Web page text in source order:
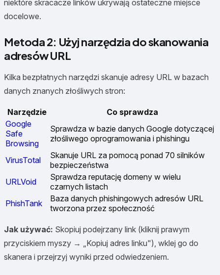
niektóre skracacze linków ukrywają ostateczne miejsce
docelowe.
Metoda 2: Użyj narzędzia do skanowania
adresów URL
Kilka bezpłatnych narzędzi skanuje adresy URL w bazach
danych znanych złośliwych stron:
Narzędzie
Co sprawdza
Google
Safe
Browsing
Sprawdza w bazie danych Google dotyczącej
złośliwego oprogramowania i phishingu
VirusTotal
Skanuje URL za pomocą ponad 70 silników
bezpieczeństwa
URLVoid
Sprawdza reputację domeny w wielu
czarnych listach
PhishTank
Baza danych phishingowych adresów URL
tworzona przez społeczność
Jak używać: Skopiuj podejrzany link (kliknij prawym
przyciskiem myszy → „Kopiuj adres linku"), wklej go do
skanera i przejrzyj wyniki przed odwiedzeniem.